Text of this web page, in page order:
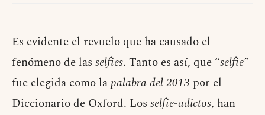
Es evidente el revuelo que ha causado el
fenómeno de las selfies. Tanto es así, que “selfie”
fue elegida como lapalabra del 2013 por el
Diccionario de Oxford. Los selfie-adictos, han